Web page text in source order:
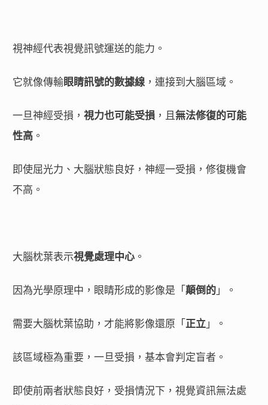
視神經代表視覺訊號運送的能力。
它就像傳輸眼睛訊號的數據線 ，連接到大腦區域。
一旦神經受損， 視力也可能受損 ，且無法修復的可能
性高 。
即使屈光力、大腦狀態良好，神經一受損，修復機會
不高。
大腦枕葉表示視覺處理中心 。
因為光學原理中，眼睛形成的影像是「 顛倒的 」。
需要大腦枕葉協助，才能將影像還原「 正立 」。
該區域極為重要，一旦受損，基本會判定盲者。
即使前兩者狀態良好，受損情況下，視覺資訊無法處